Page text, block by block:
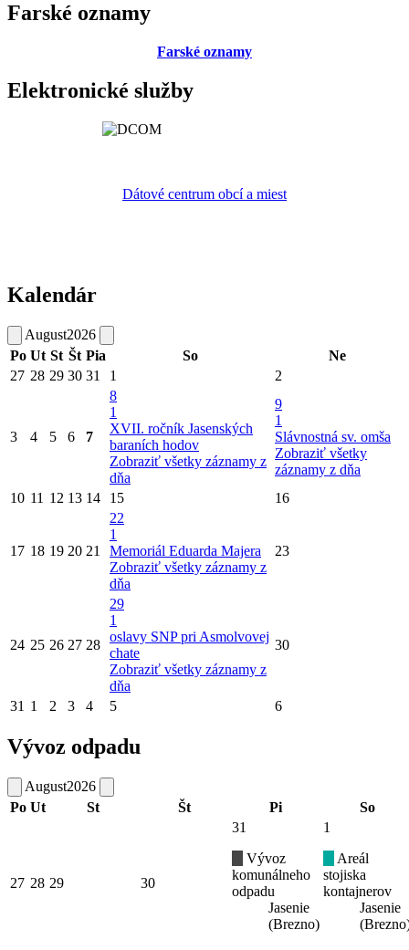
Farské oznamy
Farské oznamy
Elektronické služby
Dátové centrum obcí a miest
Kalendár
August2026
Po Ut St Št Pia So
Ne
27 28 29 30 31 1 2
3 4 5 6 7
8
1
XVII. ročník Jasenských
baraních hodov
Zobraziť všetky záznamy z
dňa
9
1
Slávnostná sv. omša
Zobraziť všetky
záznamy z dňa
10 11 12 13 14 15 16
17 18 19 20 21
22
1
Memoriál Eduarda Majera
Zobraziť všetky záznamy z
dňa
23
24 25 26 27 28
29
1
oslavy SNP pri Asmolvovej
chate
Zobraziť všetky záznamy z
dňa
30
31 1 2 3 4 5 6
Vývoz odpadu
August2026
Po Ut St Št Pi So
27 28 29 30
31
Vývoz
komunálneho
odpadu
Jasenie
(Brezno)
1
Areál
stojiska
kontajnerov
Jasenie